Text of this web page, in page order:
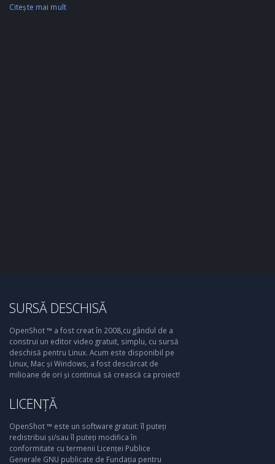
Citeşte mai mult
SURSĂ DESCHISĂ
OpenShot ™ a fost creat în 2008,cu gândul de a
construi un editor video gratuit, simplu, cu sursă
deschisă pentru Linux. Acum este disponibil pe
Linux, Mac și Windows, a fost descărcat de
milioane de ori și continuă să crească ca proiect!
LICENȚĂ
OpenShot ™ este un software gratuit: îl puteți
redistribui și/sau îl puteți modifica în
conformitate cu termenii Licenței Publice
Generale GNU publicate de Fundația pentru